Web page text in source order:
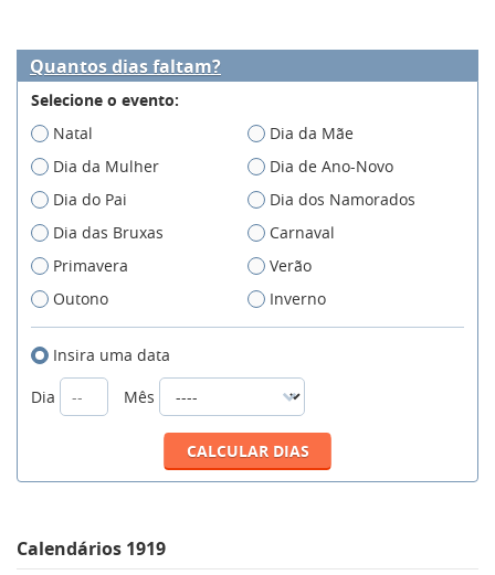
Quantos dias faltam?
Selecione o evento:
Natal
Dia da Mãe
Dia da Mulher
Dia de Ano-Novo
Dia do Pai
Dia dos Namorados
Dia das Bruxas
Carnaval
Primavera
Verão
Outono
Inverno
Insira uma data
Dia
Mês
Calendários 1919